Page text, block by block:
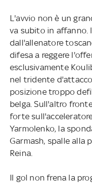
L'avvio non è un
va subito in affanno.
dall'allenatore
difesa a reggere
esclusivamente
nel tridente
posizione troppo
belga. Sull'altro
forte
Yarmolenko, la
Garmash, spalle alla
Reina.
Il gol non frena la